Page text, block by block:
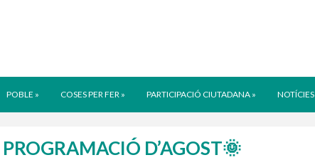
POBLE » COSES PER FER » PARTICIPACIÓ CIUTADANA » NOTÍCIES
PROGRAMACIÓ D’AGOST🌞